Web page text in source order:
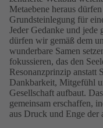
Metaebene heraus
Grundsteinlegung für
Jeder Gedanke und
dürfen wir gemäß dem
wunderbare Samen
fokussieren, das den
Resonanzprinzip anstatt
Dankbarkeit, Mitgefühl
Gesellschaft aufbaut.
gemeinsam erschaffen,
aus Druck und Enge der